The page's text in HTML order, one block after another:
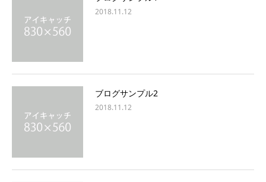
2018.11.12
ブログサンプル2
2018.11.12